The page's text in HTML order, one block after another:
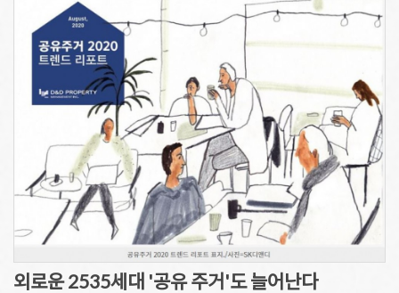
외로운 2535세대 '공유 주거'도 늘어난다